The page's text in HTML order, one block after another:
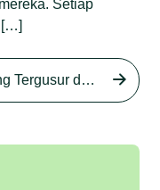
2025
Setiap
Kisah Orangutan Sumatera yang Tergusur dari Rumah Sendiri series